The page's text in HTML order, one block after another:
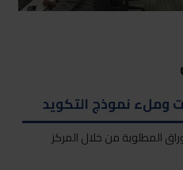
وملء نموذج التكويد
المطلوبة من خلال المركز